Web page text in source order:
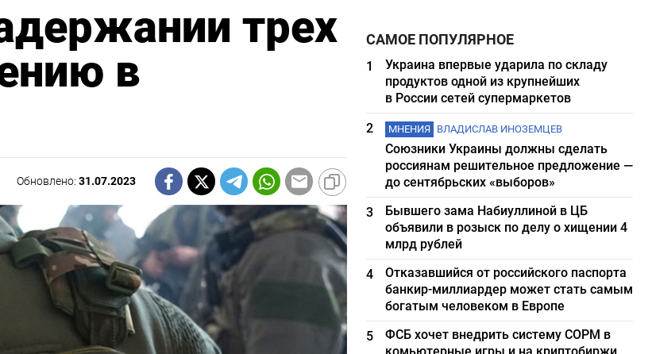
трех
в
Обновлено:31.07.2023
САМОЕ ПОПУЛЯРНОЕ
1
Украина впервые ударила по складу
продуктов одной из крупнейших
в России сетей супермаркетов
2
МНЕНИЯ ВЛАДИСЛАВ ИНОЗЕМЦЕВ
Союзники Украины должны сделать
россиянам решительное предложение —
до сентябрьских «выборов»
3
Бывшего зама Набиуллиной в ЦБ
объявили в розыск по делу о хищении 4
млрд рублей
4
Отказавшийся от российского паспорта
банкир-миллиардер может стать самым
богатым человеком в Европе
5
ФСБ хочет внедрить систему СОРМ в